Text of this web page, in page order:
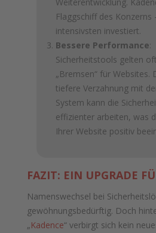
Weiterentwicklung.
Flaggschiff des Konzerns
intensivsten investiert.
Bessere Performance:
Sicherheitstools gelten
„Bremsen“ für Websites.
tiefere Verzahnung mit
System kann die
effizienter arbeiten, was
Ihrer Website positiv
FAZIT: EIN UPGRADE
Namenswechsel bei
gewöhnungsbedürftig. Doch
„Kadence“ verbirgt sich kein